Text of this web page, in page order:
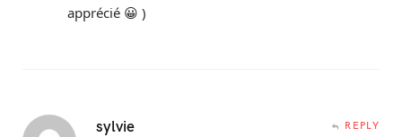
apprécié 😀 )
sylvie REPLY